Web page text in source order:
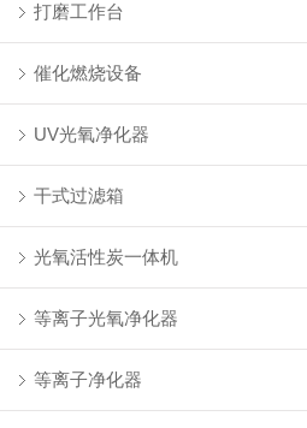
打磨工作台
催化燃烧设备
UV光氧净化器
干式过滤箱
光氧活性炭一体机
等离子光氧净化器
等离子净化器